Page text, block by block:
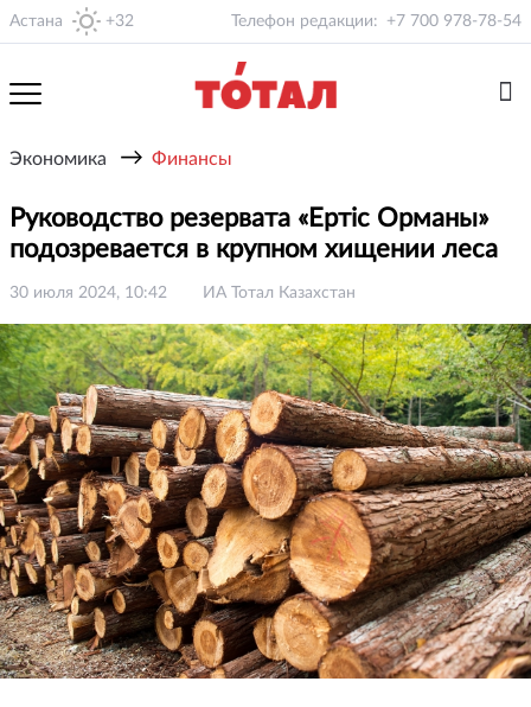
Астана +32 Телефон редакции: +7 700 978-78-54
Экономика → Финансы
Руководство резервата «Ертіс Орманы»
подозревается в крупном хищении леса
30 июля 2024, 10:42 ИА Тотал Казахстан